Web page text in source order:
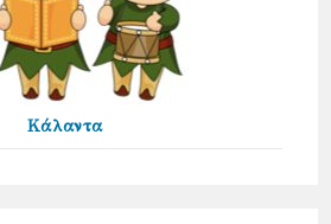
Κάλαντα